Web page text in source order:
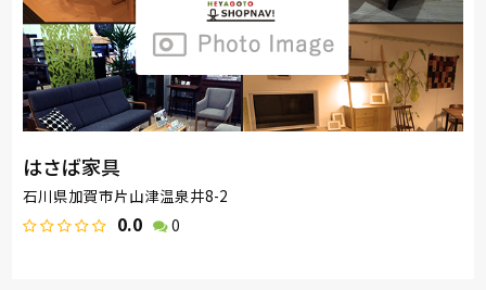
はさば家具
石川県加賀市片山津温泉井8-2
0.0 0